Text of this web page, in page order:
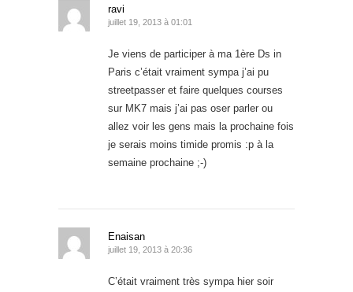
ravi
juillet 19, 2013 à 01:01
Je viens de participer à ma 1ère Ds in
Paris c’était vraiment sympa j’ai pu
streetpasser et faire quelques courses
sur MK7 mais j’ai pas oser parler ou
allez voir les gens mais la prochaine fois
je serais moins timide promis :p à la
semaine prochaine ;-)
Enaisan
juillet 19, 2013 à 20:36
C’était vraiment très sympa hier soir